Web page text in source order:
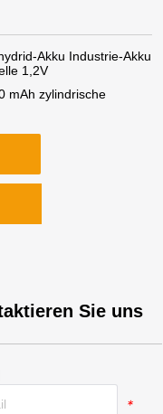
Akku Industrie-Akku
1,2V
mAh zylindrische
Sie uns
*